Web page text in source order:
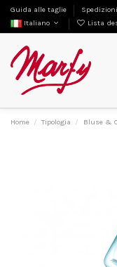
Guida alle taglie
Italiano
Lista
Home Tipologia Bluse &